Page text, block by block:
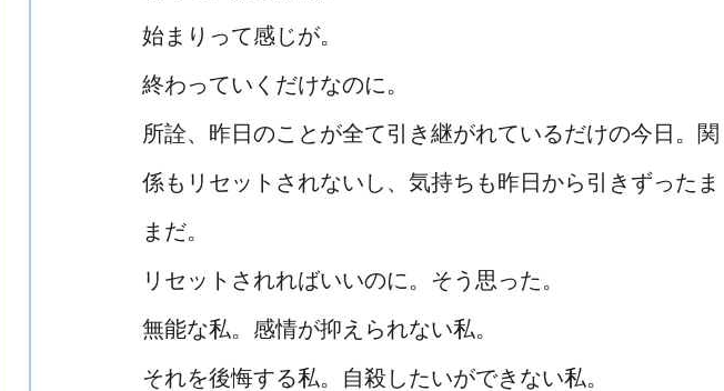
始まりって感じが。
終わっていくだけなのに。
所詮、昨日のことが全て引き継がれているだけの今日。関
係もリセットされないし、気持ちも昨日から引きずったま
まだ。
リセットされればいいのに。そう思った。
無能な私。感情が抑えられない私。
それを後悔する私。自殺したいができない私。